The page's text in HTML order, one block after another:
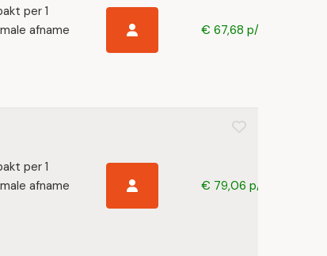
per 1
afname
€ 67,68 p/s
per 1
afname
€ 79,06 p/s